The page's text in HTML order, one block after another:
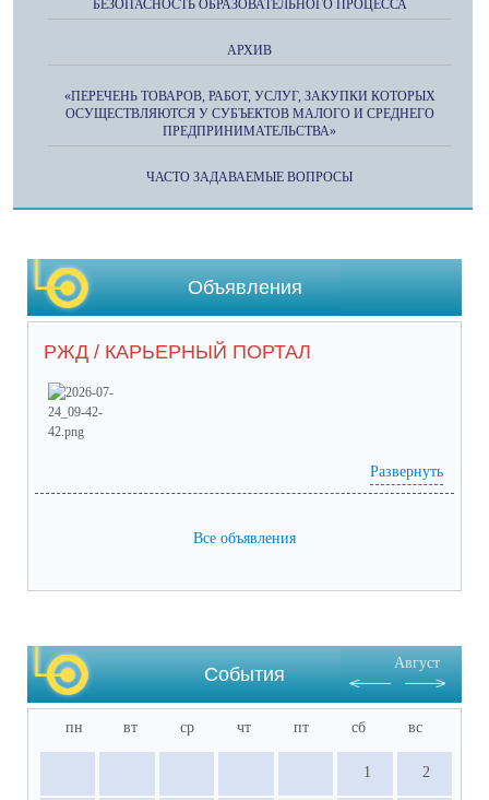
БЕЗОПАСНОСТЬ ОБРАЗОВАТЕЛЬНОГО ПРОЦЕССА
АРХИВ
«ПЕРЕЧЕНЬ ТОВАРОВ, РАБОТ, УСЛУГ, ЗАКУПКИ КОТОРЫХ
ОСУЩЕСТВЛЯЮТСЯ У СУБЪЕКТОВ МАЛОГО И СРЕДНЕГО
ПРЕДПРИНИМАТЕЛЬСТВА»
ЧАСТО ЗАДАВАЕМЫЕ ВОПРОСЫ
Объявления
РЖД / КАРЬЕРНЫЙ ПОРТАЛ
(посмотреть)
Prilozhieniie_1 (53).pdf(скачать)(посмотреть)
Развернуть
Все объявления
События
Август
пн вт ср чт пт сб вс
1 2